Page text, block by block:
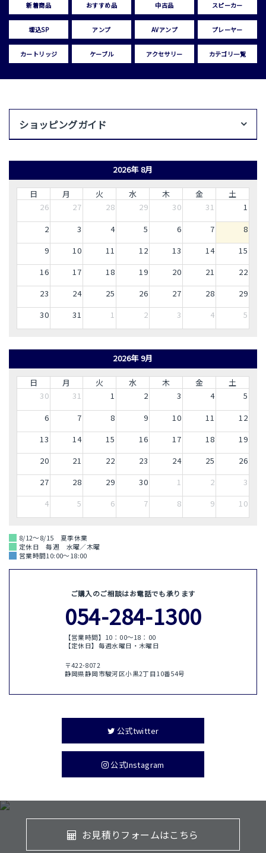
新着商品 おすすめ品 中古品 スピーカー
埋込SP アンプ AVアンプ プレーヤー
カートリッジ ケーブル アクセサリー カテゴリ一覧
ショッピングガイド
2026年 8月
日 月 火 水 木 金
土
26
27 28 29 30 31
1
2
3 4 5 6 7
8
9
10 11 12 13 14
15
16
17 18 19 20 21
22
23
24 25 26 27 28
29
30
31 1 2 3 4 5
2026年 9月
日 月 火 水 木 金
土
30
31 1 2 3 4
5
6
7 8 9 10 11
12
13
14 15 16 17 18
19
20
21 22 23 24 25
26
27
28 29 30 1 2
3
4
5 6 7 8 9 10
8/12～8/15 夏季休業
定休日 毎週 水曜／木曜
営業時間10:00～18:00
ご購入のご相談はお電話でも承ります
054-284-1300
【営業時間】10：00〜18：00
【定休日】毎週水曜日・木曜日
〒422-8072
静岡県静岡市駿河区小黒2丁目10番54号
公式twitter
公式Instagram
お見積りフォームはこちら